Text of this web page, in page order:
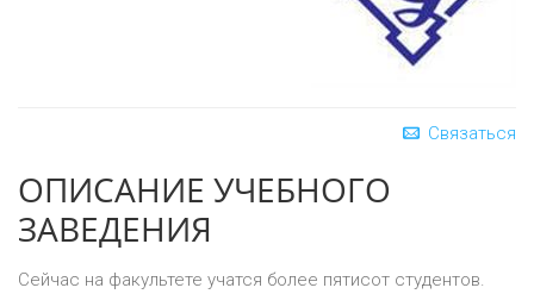
Связаться
ОПИСАНИЕ УЧЕБНОГО
ЗАВЕДЕНИЯ
Сейчас на факультете учатся более пятисот студентов.